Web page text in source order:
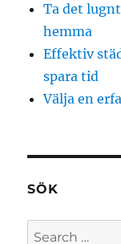
Ta det
hemma
Effektiv
spara tid
Välja en
SÖK
Search